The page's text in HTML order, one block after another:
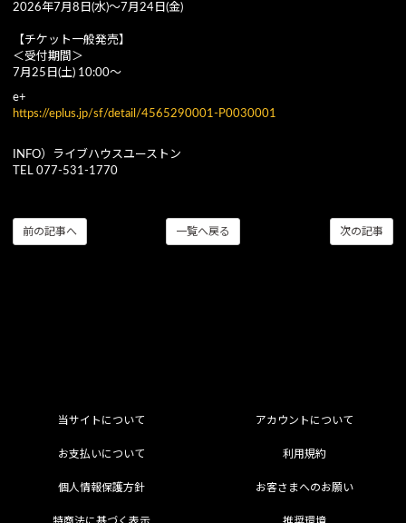
2026年7月8日(水)〜7月24日(金)
【チケット一般発売】
＜受付期間＞
7月25日(土) 10:00〜
e+
https://eplus.jp/sf/detail/4565290001-P0030001
INFO）ライブハウスユーストン
TEL 077-531-1770
次の記事
一覧へ戻る
前の記事へ
当サイトについて アカウントについて
お支払いについて 利用規約
個人情報保護方針 お客さまへのお願い